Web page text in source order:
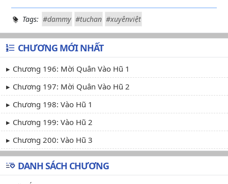
Tags: #dammy #tuchan #xuyênviệt
CHƯƠNG MỚI NHẤT
Chương 196: Mời Quân Vào Hũ 1
Chương 197: Mời Quân Vào Hũ 2
Chương 198: Vào Hũ 1
Chương 199: Vào Hũ 2
Chương 200: Vào Hũ 3
DANH SÁCH CHƯƠNG